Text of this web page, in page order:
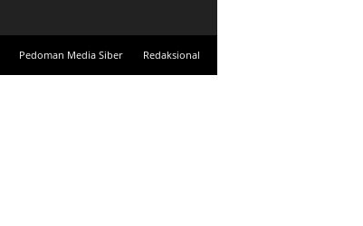
Pedoman Media Siber Redaksional